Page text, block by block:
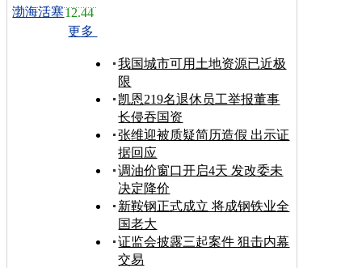
渤海活塞12.44
更多
我国城市可用土地资源已近极
限
凯恩219名退休员工举报董事
长侵吞国资
张维迎被质疑简历造假 出示证
据回应
调油价窗口开启4天 发改委未
决定降价
新鞍钢正式成立 将成钢铁业全
国老大
证监会披露三起案件 狙击内幕
交易